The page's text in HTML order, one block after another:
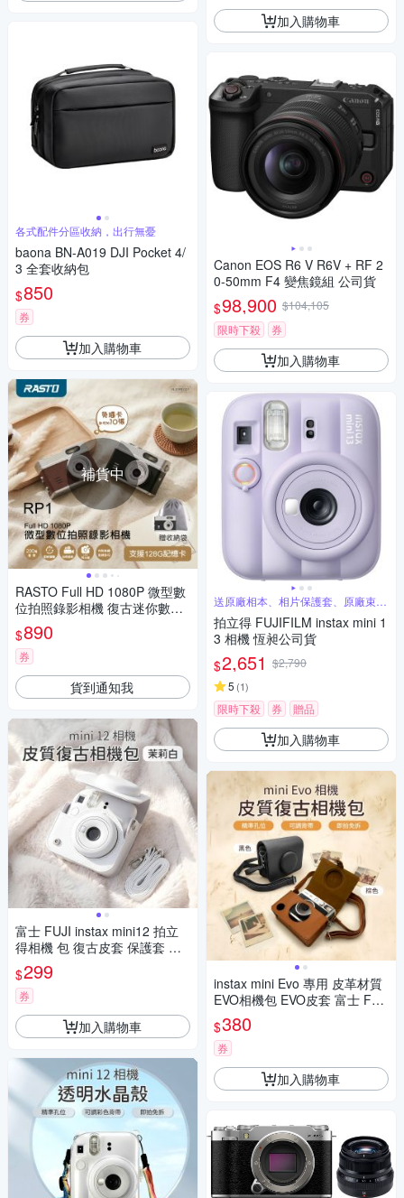
各式配件分區收納，出行無憂
baona BN-A019 DJI Pocket 4/
3 全套收納包
$850
券
加入購物車
補貨中
RASTO Full HD 1080P 微型數
位拍照錄影相機 復古迷你數位
相機RP1
$890
券
貨到通知我
富士 FUJI instax mini12 拍立
得相機 包 復古皮套 保護套 皮
套 含背帶
$299
券
加入購物車
加入購物車
Canon EOS R6 V R6V + RF 2
0-50mm F4 變焦鏡組 公司貨
$98,900 $104,105
限時下殺
券
加入購物車
送原廠相本、相片保護套、原廠束口
袋
拍立得 FUJIFILM instax mini 1
3 相機 恆昶公司貨
$2,651 $2,790
5 (1)
限時下殺 券 贈品
加入購物車
instax mini Evo 專用 皮革材質
EVO相機包 EVO皮套 富士 FUJ
$380
券
加入購物車